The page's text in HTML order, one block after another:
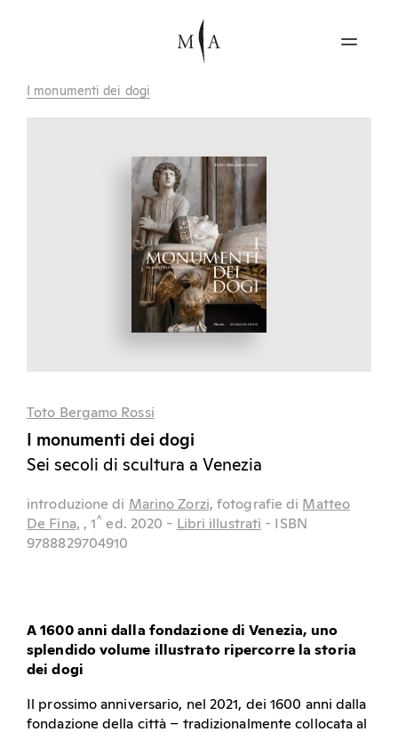
I monumenti dei dogi
Toto Bergamo Rossi
I monumenti dei dogi
Sei secoli di scultura a Venezia
introduzione di Marino Zorzi, fotografie di Matteo
De Fina, , 1^ ed. 2020 - Libri illustrati - ISBN
9788829704910
A 1600 anni dalla fondazione di Venezia, uno
splendido volume illustrato ripercorre la storia
dei dogi
Il prossimo anniversario, nel 2021, dei 1600 anni dalla
fondazione della città – tradizionalmente collocata al